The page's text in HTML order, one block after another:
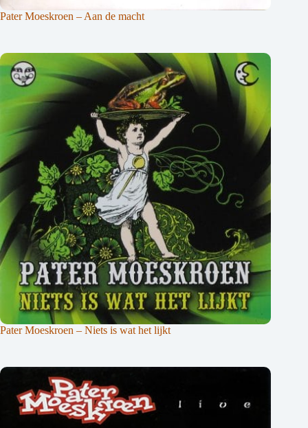
Pater Moeskroen – Aan de macht
Pater Moeskroen – Niets is wat het lijkt